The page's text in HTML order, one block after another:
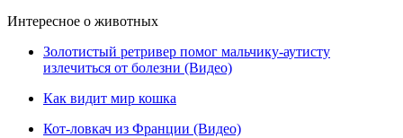
Интересное о животных
Золотистый ретривер помог мальчику-аутисту
излечиться от болезни (Видео)
Как видит мир кошка
Кот-ловкач из Франции (Видео)